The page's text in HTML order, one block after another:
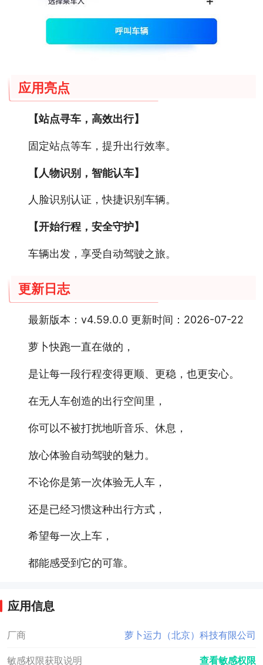
应用亮点
【站点寻车，高效出行】
固定站点等车，提升出行效率。
【人物识别，智能认车】
人脸识别认证，快捷识别车辆。
【开始行程，安全守护】
车辆出发，享受自动驾驶之旅。
更新日志
最新版本：v4.59.0.0 更新时间：2026-07-22
萝卜快跑一直在做的，
是让每一段行程变得更顺、更稳，也更安心。
在无人车创造的出行空间里，
你可以不被打扰地听音乐、休息，
放心体验自动驾驶的魅力。
不论你是第一次体验无人车，
还是已经习惯这种出行方式，
希望每一次上车，
都能感受到它的可靠。
应用信息
厂商 萝卜运力（北京）科技有限公司
敏感权限获取说明 查看敏感权限